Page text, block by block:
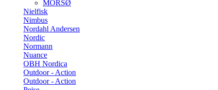
MORSØ
Nielfisk
Nimbus
Nordahl Andersen
Nordic
Normann
Nuance
OBH Nordica
Outdoor - Action
Outdoor - Action